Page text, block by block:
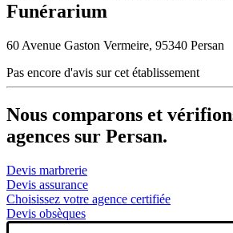
Funérarium
60 Avenue Gaston Vermeire, 95340 Persan
Pas encore d'avis sur cet établissement
Nous comparons et
agences sur Persan.
Devis marbrerie
Devis assurance
Choisissez votre agence certifiée
Devis obsèques